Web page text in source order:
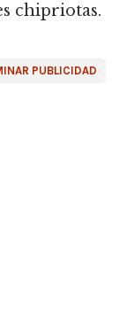
chipriotas.
PUBLICIDAD